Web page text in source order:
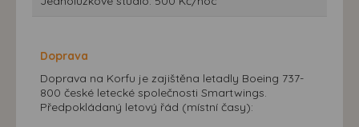
Doprava
Doprava na Korfu je zajištěna letadly Boeing 737-
800 české letecké společnosti Smartwings.
Předpokládaný letový řád (místní časy):